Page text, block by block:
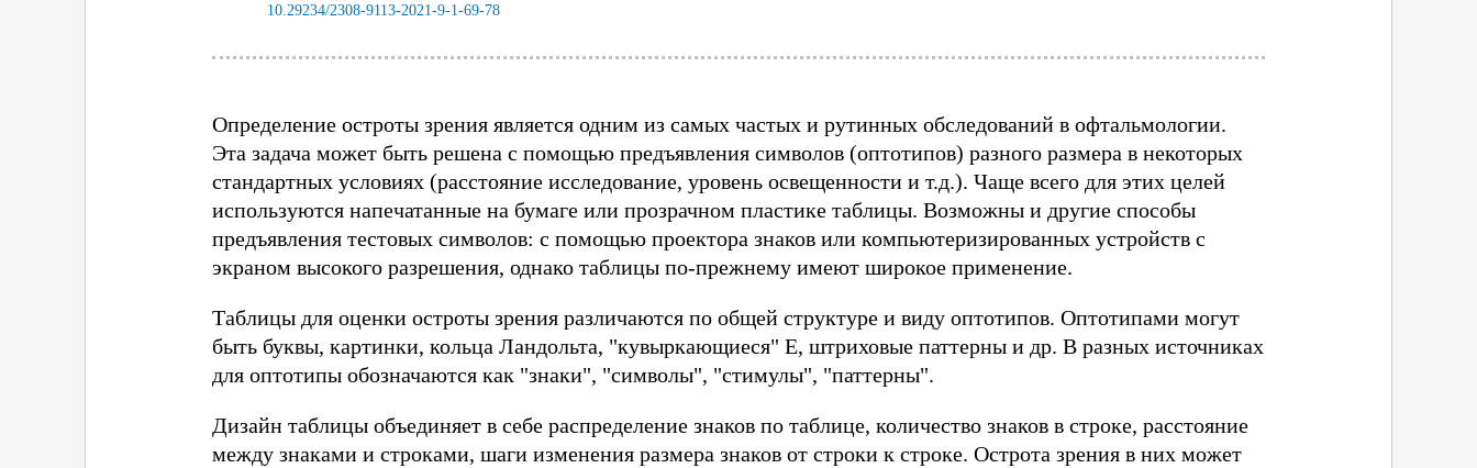
10.29234/2308-9113-2021-9-1-69-78
Определение остроты зрения является одним из самых частых и рутинных обследований в офтальмологии.
Эта задача может быть решена с помощью предъявления символов (оптотипов) разного размера в некоторых
стандартных условиях (расстояние исследование, уровень освещенности и т.д.). Чаще всего для этих целей
используются напечатанные на бумаге или прозрачном пластике таблицы. Возможны и другие способы
предъявления тестовых символов: с помощью проектора знаков или компьютеризированных устройств с
экраном высокого разрешения, однако таблицы по-прежнему имеют широкое применение.
Таблицы для оценки остроты зрения различаются по общей структуре и виду оптотипов. Оптотипами могут
быть буквы, картинки, кольца Ландольта, "кувыркающиеся" E, штриховые паттерны и др. В разных источниках
для оптотипы обозначаются как "знаки", "символы", "стимулы", "паттерны".
Дизайн таблицы объединяет в себе распределение знаков по таблице, количество знаков в строке, расстояние
между знаками и строками, шаги изменения размера знаков от строки к строке. Острота зрения в них может